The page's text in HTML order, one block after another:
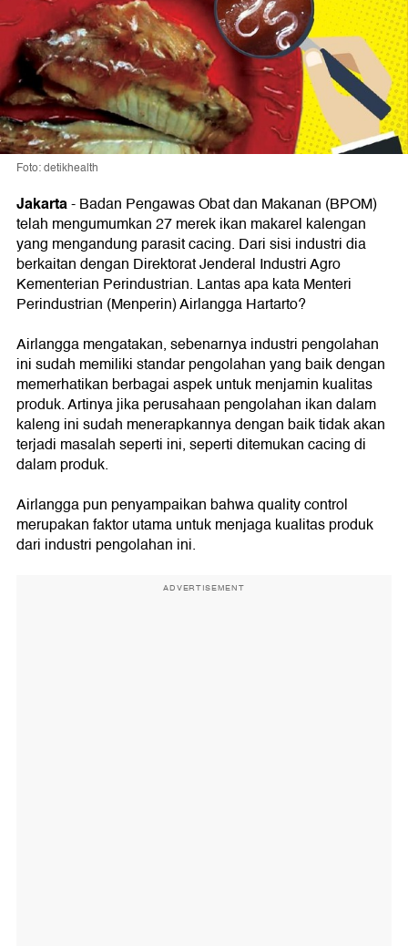
Foto: detikhealth
Jakarta-Badan Pengawas Obat dan Makanan (BPOM)
telah mengumumkan 27 merek ikan makarel kalengan
yang mengandung parasit cacing. Dari sisi industri dia
berkaitan dengan Direktorat Jenderal Industri Agro
Kementerian Perindustrian. Lantas apa kata Menteri
Perindustrian (Menperin) Airlangga Hartarto?
Airlangga mengatakan, sebenarnya industri pengolahan
ini sudah memiliki standar pengolahan yang baik dengan
memerhatikan berbagai aspek untuk menjamin kualitas
produk. Artinya jika perusahaan pengolahan ikan dalam
kaleng ini sudah menerapkannya dengan baik tidak akan
terjadi masalah seperti ini, seperti ditemukan cacing di
dalam produk.
Airlangga pun penyampaikan bahwa quality control
merupakan faktor utama untuk menjaga kualitas produk
dari industri pengolahan ini.
ADVERTISEMENT